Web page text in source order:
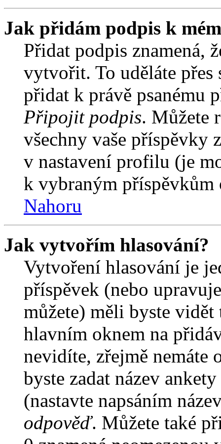
Jak přidám podpis k
Přidat podpis znamená,
vytvořit. To uděláte
přidat k právě psanému
Připojit podpis. Můžete
všechny vaše příspěvky
v nastavení profilu (je
k vybraným příspěvkům
Nahoru
Jak vytvořím hlasování?
Vytvoření hlasování je
příspěvek (nebo
můžete) měli byste
hlavním oknem na
nevidíte, zřejmě
byste zadat název
(nastavte napsáním
odpověď. Můžete také